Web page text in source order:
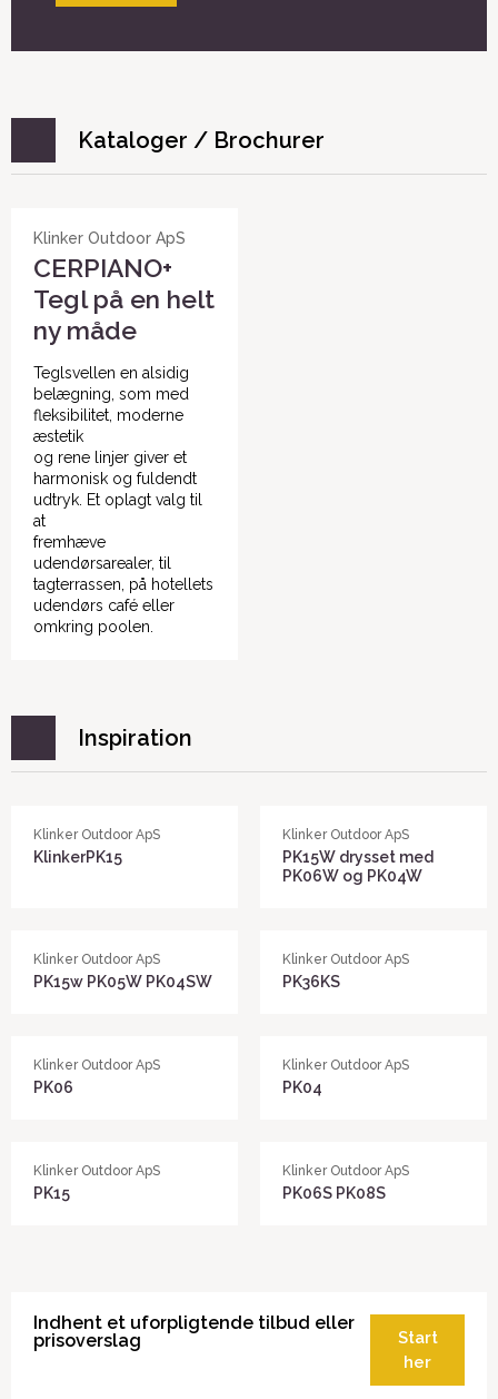
Kataloger / Brochurer
Klinker Outdoor ApS
CERPIANO+
Tegl på en helt
ny måde
Teglsvellen en alsidig
belægning, som med
fleksibilitet, moderne
æstetik
og rene linjer giver et
harmonisk og fuldendt
udtryk. Et oplagt valg til
at
fremhæve
udendørsarealer, til
tagterrassen, på hotellets
udendørs café eller
omkring poolen.
Inspiration
Klinker Outdoor ApS
KlinkerPK15
Klinker Outdoor ApS
PK15W drysset med
PK06W og PK04W
Klinker Outdoor ApS
PK15w PK05W PK04SW
Klinker Outdoor ApS
PK36KS
Klinker Outdoor ApS
PK06
Klinker Outdoor ApS
PK04
Klinker Outdoor ApS
PK15
Klinker Outdoor ApS
PK06S PK08S
Indhent et uforpligtende tilbud eller
prisoverslag
Start
her